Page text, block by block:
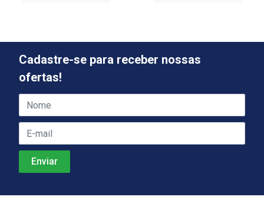
Cadastre-se para receber nossas
ofertas!